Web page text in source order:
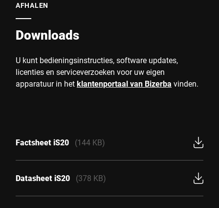
AFHALEN
Downloads
U kunt bedieningsinstructies, software updates,
licenties en serviceverzoeken voor uw eigen
apparatuur in hetklantenportaal van Bizerba vinden.
Factsheet iS20 (144 KB)
Datasheet iS20 (378 KB)